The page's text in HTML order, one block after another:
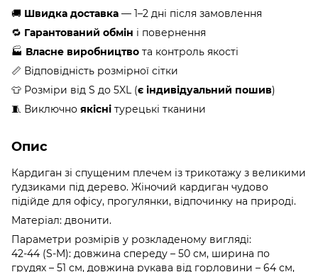
🚚 Швидка доставка — 1–2 дні після замовлення
🔁 Гарантований обмін і повернення
🏭 Власне виробництво та контроль якості
📏 Відповідність розмірної сітки
👕 Розміри від S до 5XL (є індивідуальний пошив)
🧵 Виключно якісні турецькі тканини
Опис
Кардиган зі спущеним плечем із трикотажу з великими
ґудзиками під дерево. Жіночий кардиган чудово
підійде для офісу, прогулянки, відпочинку на природі.
Матеріал: двонити.
Параметри розмірів у розкладеному вигляді:
42-44 (S-M): довжина спереду – 50 см, ширина по
грудях – 51 см, довжина рукава від горловини – 64 см,